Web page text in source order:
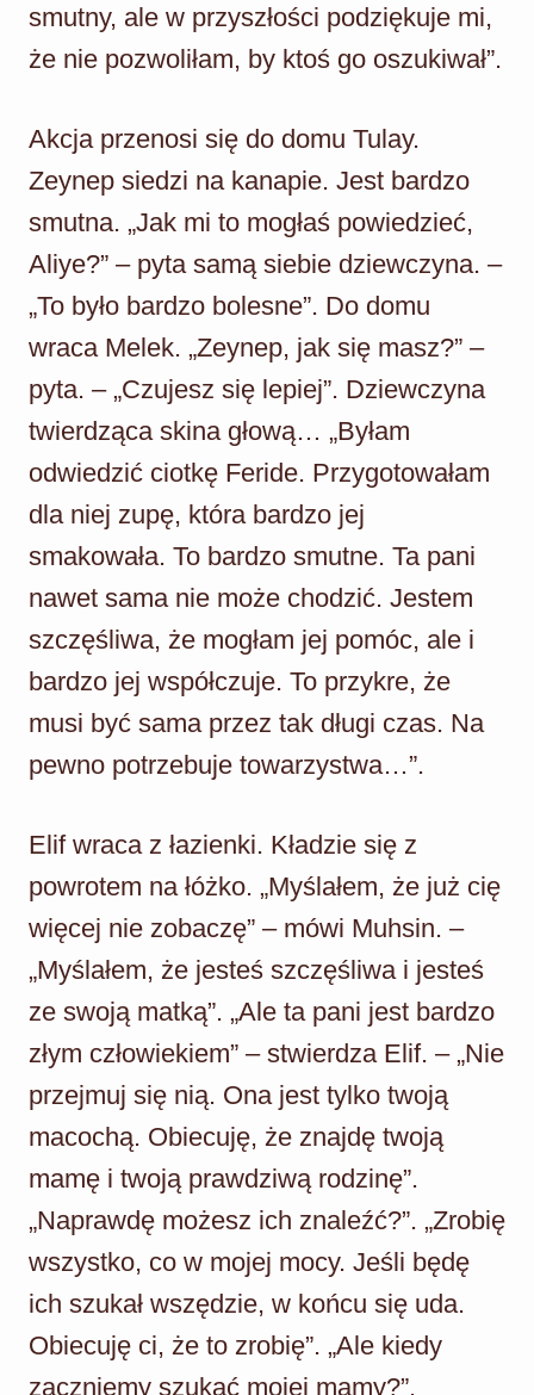
smutny, ale w przyszłości podziękuje mi,
że nie pozwoliłam, by ktoś go oszukiwał”.
Akcja przenosi się do domu Tulay.
Zeynep siedzi na kanapie. Jest bardzo
smutna. „Jak mi to mogłaś powiedzieć,
Aliye?” – pyta samą siebie dziewczyna. –
„To było bardzo bolesne”. Do domu
wraca Melek. „Zeynep, jak się masz?” –
pyta. – „Czujesz się lepiej”. Dziewczyna
twierdząca skina głową… „Byłam
odwiedzić ciotkę Feride. Przygotowałam
dla niej zupę, która bardzo jej
smakowała. To bardzo smutne. Ta pani
nawet sama nie może chodzić. Jestem
szczęśliwa, że mogłam jej pomóc, ale i
bardzo jej współczuje. To przykre, że
musi być sama przez tak długi czas. Na
pewno potrzebuje towarzystwa…”.
Elif wraca z łazienki. Kładzie się z
powrotem na łóżko. „Myślałem, że już cię
więcej nie zobaczę” – mówi Muhsin. –
„Myślałem, że jesteś szczęśliwa i jesteś
ze swoją matką”. „Ale ta pani jest bardzo
złym człowiekiem” – stwierdza Elif. – „Nie
przejmuj się nią. Ona jest tylko twoją
macochą. Obiecuję, że znajdę twoją
mamę i twoją prawdziwą rodzinę”.
„Naprawdę możesz ich znaleźć?”. „Zrobię
wszystko, co w mojej mocy. Jeśli będę
ich szukał wszędzie, w końcu się uda.
Obiecuję ci, że to zrobię”. „Ale kiedy
zaczniemy szukać mojej mamy?”.